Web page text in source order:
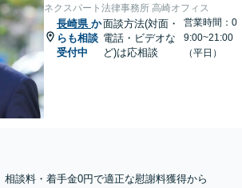
ネクスパート法律事務所 高崎オフィス
長崎県 か
らも相談
受付中
面談方法(対面・
電話・ビデオな
ど)は応相談
営業時間：0
9:00~21:00
（平日）
相談料・着手金0円で適正な慰謝料獲得から